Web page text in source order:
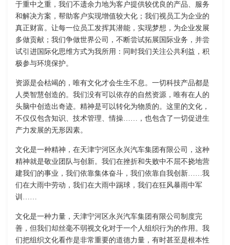
于重中之重，我们不遗余力地为客户提供较优良的产品、服务
和解决方案，帮助客户实现增值较大化；我们视员工为企业的
真正财富。让每一位员工发挥其潜能，实现梦想，为企业发展
多做贡献；我们争做世界公司，不断尝试拓展国际业务，并尝
试引进国际化思维方式为我所用：同时我们关注公共利益，积
极参与环境保护。
资源是会枯竭的，唯有文化才会生生不息。一切科技产品都是
人类智慧创造的。我们没有可以依存的自然资源，唯有在人的
头脑中创造出奇迹。精神是可以转化为物质的。这里的文化，
不仅仅包含知识、技术管理、情操……，也包含了一切促进生
产力发展的无形因素。
文化是一种精神，在天津宁河区永兴汽车集团有限公司，这种
精神就是敬业团队与创新。我们在挫折和失败中不屈不挠地营
建我们的事业，我们依靠集体奋斗，我们依靠自我创新……我
们在大雨中劳动，我们在大雨中踢球，我们在狂风暴雨中军
训……
文化是一种力量，天津宁河区永兴汽车集团有限公司制度完
善，但我们却丝毫不弱视文化对于一个人组织行为的作用。我
们把组织文化看作是非常重要的道德力量，有时甚至是根本性